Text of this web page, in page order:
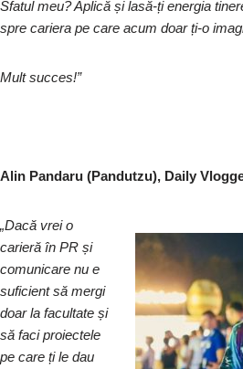
Sfatul meu? Aplică și lasă-ți energia
spre cariera pe care acum doar ți-o
Mult succes!”
Alin Pandaru (Pandutzu), Daily
„Dacă vrei o
carieră în PR și
comunicare nu e
suficient să mergi
doar la facultate și
să faci proiectele
pe care ți le dau